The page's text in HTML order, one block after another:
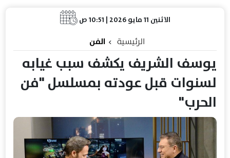
الاثنين 11 مايو 2026 | 10:51 ص
الرئيسية الفن
يوسف الشريف يكشف سبب غيابه
لسنوات قبل عودته بمسلسل "فن
الحرب"